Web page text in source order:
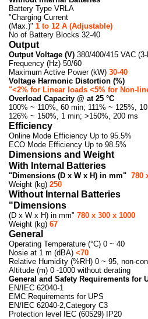
Battery Type VRLA
"Charging Current
(Max.)" 1 to 12 A (Adjustable)
No of Battery Blocks 32-40
Output
Output Voltage (V) 380/400/415 VAC
Frequency (Hz) 50/60
Maximum Active Power (kW) 30-40
Voltage Harmonic Distortion (%)
"<2% for Linear loads <5% for Non-
Overload Capacity @ at 25 °C
100% ~ 110%, 60 min; 111% ~ 125%,
126% ~ 150%, 1 min; >150%, 200 ms
Efficiency
Online Mode Efficiency Up to 95.5%
ECO Mode Efficiency Up to 98.5%
Dimensions and Weight
With Internal Batteries
"Dimensions (D x W x H) in mm" 780
Weight (kg) 250
Without Internal Batteries
"Dimensions
(D x W x H) in mm" 780 x 300 x 1000
Weight (kg) 67
General
Operating Temperature (°C) 0 ~ 40
Nosie at 1 m (dBA) <70
Relative Humidity (%RH) 0 ~ 95, non-
Altitude (m) 0 -1000 without derating
General and Safety Requirements for
EN/IEC 62040-1
EMC Requirements for UPS
EN/IEC 62040-2,Category C3
Protection level IEC (60529) IP20